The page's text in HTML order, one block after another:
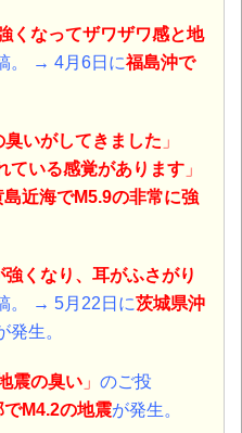
くなってザワザワ感と地
。 → 4月6日に福島沖で
いがしてきました 」
ている感覚があります 」
島近海でM5.9の非常に強
くなり、耳がふさがり
。 → 5月22日に茨城県沖
発生。
震の臭い 」 のご投
でM4.2の地震が発生。